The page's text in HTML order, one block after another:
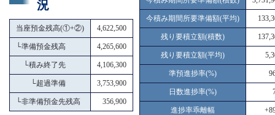
況
当座預金残高(①+②) 4,622,500
└準備預金残高 4,265,600
└積み終了先 4,106,300
└超過準備 3,753,900
└非準備預金先残高 356,900
今積み期間所要準備額(平均)
残り要積立額(積数)
残り要積立額(平均)
準預進捗率(%)
日数進捗率(%)
進捗率乖離幅